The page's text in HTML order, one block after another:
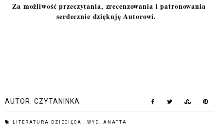
Za możliwość przeczytania, zrecenzowania i patronowania
serdecznie dziękuję Autorowi.
AUTOR: CZYTANINKA
LITERATURA DZIECIĘCA WYD. ANATTA